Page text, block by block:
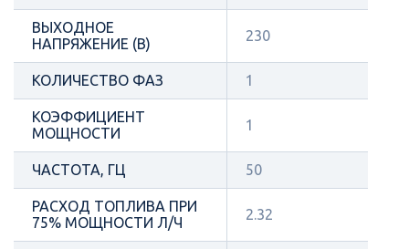
ВЫХОДНОЕ
НАПРЯЖЕНИЕ (В)
230
КОЛИЧЕСТВО ФАЗ 1
КОЭФФИЦИЕНТ
МОЩНОСТИ
1
ЧАСТОТА, ГЦ 50
РАСХОД ТОПЛИВА ПРИ
75% МОЩНОСТИ Л/Ч
2.32